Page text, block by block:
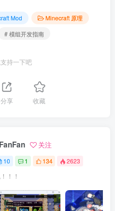
你需要混合使用（或者只使
应当位于 src/client/java
Player114514
XXX 是随机的三位数字，并且每
依赖项所在仓库。仓库指的是
为流行的打包分发方式。
Mod
Minecraft 原理
# 模组开发指南
持一下吧
分享 收藏
关注
10 1 134 2623
！！